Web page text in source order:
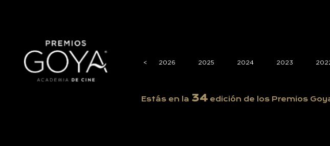
<
< 2026 2025 2024 2023
Estás en la 34edición de los Premios